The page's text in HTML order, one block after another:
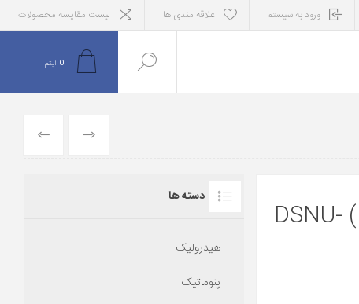
ورود به سیستم علاقه مندی ها لیست مقایسه محصولات
0 آیتم
بعدی
سیلندر پنوماتیک فستو (196044) DSNU-
دسته ها
هیدرولیک
پنوماتیک